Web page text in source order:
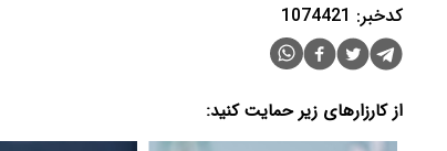
کدخبر: 1074421
از کارزارهای زیر حمایت کنید: